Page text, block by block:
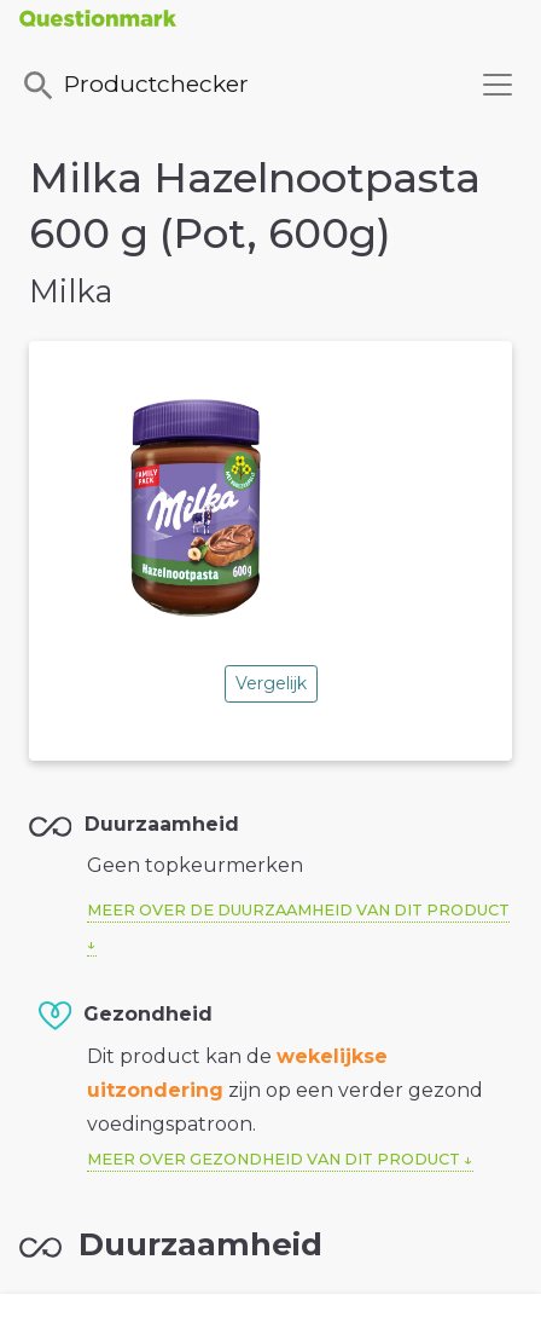
Productchecker
Milka Hazelnootpasta
600 g (Pot, 600g)
Milka
Vergelijk
Duurzaamheid
Geen topkeurmerken
MEER OVER DE DUURZAAMHEID VAN DIT PRODUCT
Gezondheid
Dit product kan de wekelijkse
uitzondering zijn op een verder gezond
voedingspatroon.
MEER OVER GEZONDHEID VAN DIT PRODUCT
Duurzaamheid